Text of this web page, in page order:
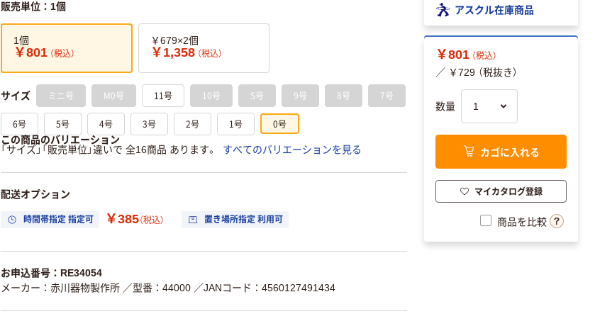
販売単位：1個
1個
￥801 （税込）
￥679×2個
￥1,358 （税込）
サイズ ミニ号 M0号 11号 10号 S号 9号 8号 7号
6号 5号 4号 3号 2号 1号 0号
この商品のバリエーション
「サイズ」「販売単位」違いで 全16商品 あります。
すべてのバリエーションを見る
配送オプション
時間帯指定 指定可 ￥385（税込） 置き場所指定 利用可
お申込番号：RE34054
メーカー：赤川器物製作所 ／型番：44000 ／JANコード：4560127491434
アスクル在庫商品
￥801 （税込）
／ ￥729 （税抜き）
数量
カゴに入れる
マイカタログ登録
商品を比較